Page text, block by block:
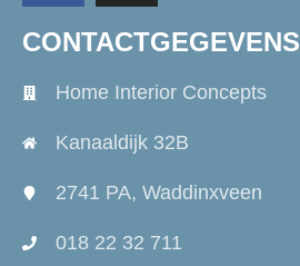
CONTACTGEGEVENS
Home Interior Concepts
Kanaaldijk 32B
2741 PA, Waddinxveen
018 22 32 711